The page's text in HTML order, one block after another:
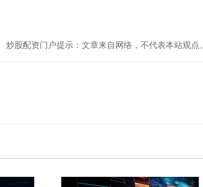
炒股配资门户提示：文章来自网络，不代表本站观点。